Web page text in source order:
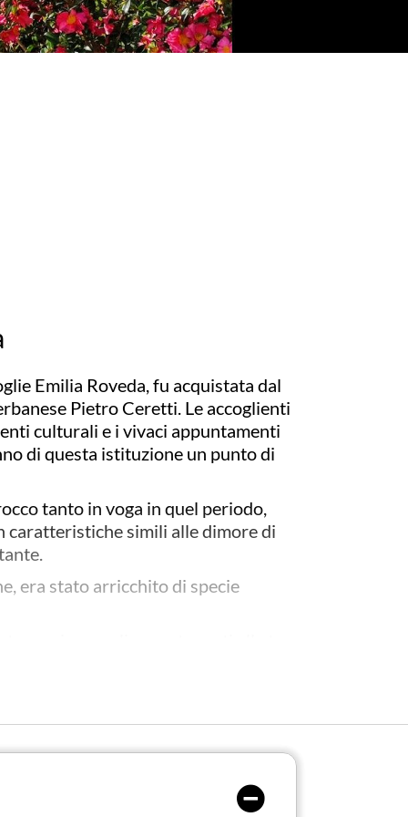
Emilia Roveda, fu acquistata dal
Pietro Ceretti. Le accoglienti
culturali e i vivaci appuntamenti
di questa istituzione un punto di
tanto in voga in quel periodo,
caratteristiche simili alle dimore di
era stato arricchito di specie
delle Camelie”, un parco didattico